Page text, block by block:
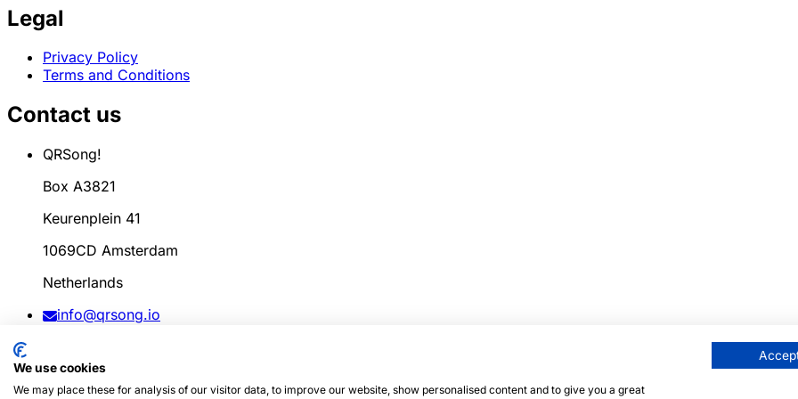
Legal
Privacy Policy
Terms and Conditions
Contact us
QRSong!
Box A3821
Keurenplein 41
1069CD Amsterdam
Netherlands
info@qrsong.io
VAT: 8689.27.764.B.01
We use cookies
We may place these for analysis of our visitor data, to improve our website, show personalised content and to give you a great